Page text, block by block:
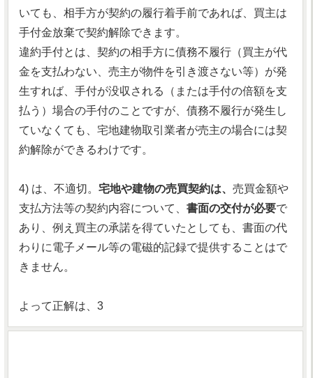
いても、相手方が契約の履行着手前であれば、買主は
手付金放棄で契約解除できます。
違約手付とは、契約の相手方に債務不履行（買主が代
金を支払わない、売主が物件を引き渡さない等）が発
生すれば、手付が没収される（または手付の倍額を支
払う）場合の手付のことですが、債務不履行が発生し
ていなくても、宅地建物取引業者が売主の場合には契
約解除ができるわけです。
4) は、不適切。 宅地や建物の売買契約は、 売買金額や
支払方法等の契約内容について、 書面の交付が必要で
あり、例え買主の承諾を得ていたとしても、書面の代
わりに電子メール等の電磁的記録で提供することはで
きません。
よって正解は、3